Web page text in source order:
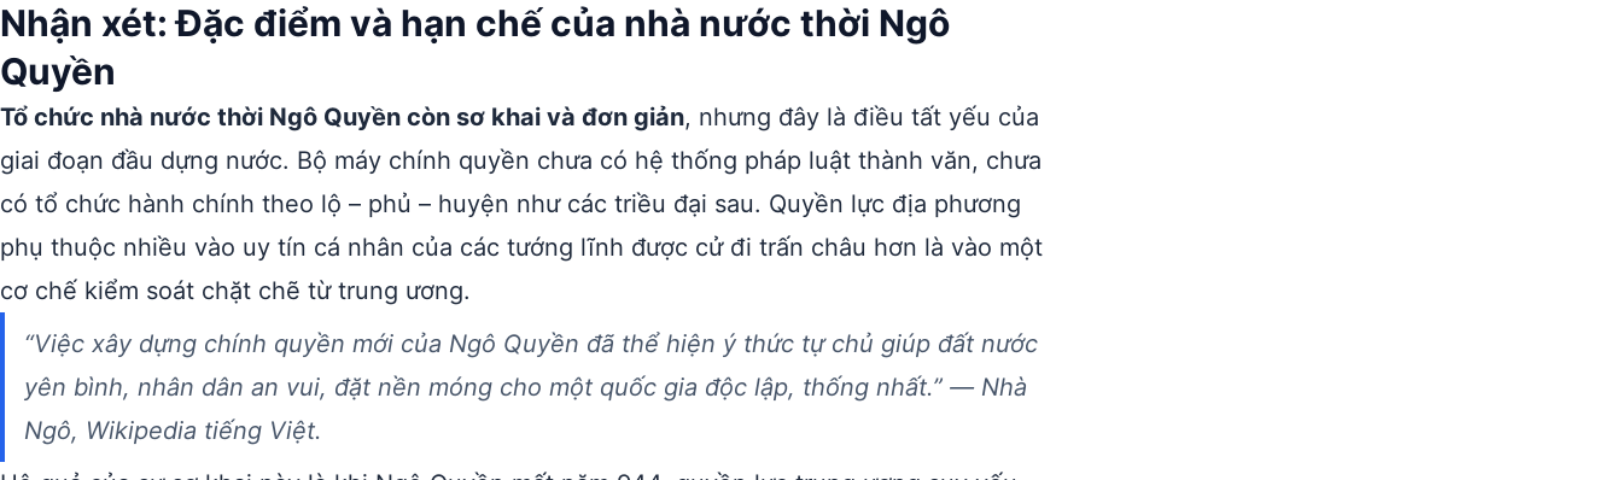
Nhận xét: Đặc điểm và hạn chế của nhà nước thời Ngô
Quyền
Tổ chức nhà nước thời Ngô Quyền còn sơ khai và đơn giản, nhưng đây là điều tất yếu của
giai đoạn đầu dựng nước. Bộ máy chính quyền chưa có hệ thống pháp luật thành văn, chưa
có tổ chức hành chính theo lộ – phủ – huyện như các triều đại sau. Quyền lực địa phương
phụ thuộc nhiều vào uy tín cá nhân của các tướng lĩnh được cử đi trấn châu hơn là vào một
cơ chế kiểm soát chặt chẽ từ trung ương.
“Việc xây dựng chính quyền mới của Ngô Quyền đã thể hiện ý thức tự chủ giúp đất nước
yên bình, nhân dân an vui, đặt nền móng cho một quốc gia độc lập, thống nhất.” — Nhà
Ngô, Wikipedia tiếng Việt.